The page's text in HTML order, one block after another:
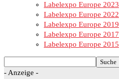
Labelexpo Europe 2023
Labelexpo Europe 2022
Labelexpo Europe 2019
Labelexpo Europe 2017
Labelexpo Europe 2015
- Anzeige -